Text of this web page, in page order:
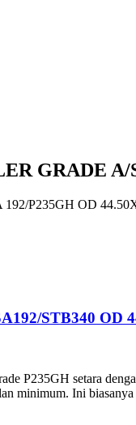
GRADE A/
P235GH OD
STB340 OD
P235GH setara
minimum. Ini